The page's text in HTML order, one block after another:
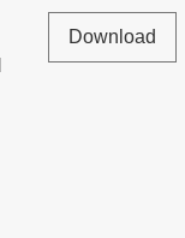
Download